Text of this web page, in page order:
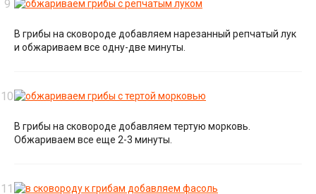
В грибы на сковороде добавляем нарезанный репчатый лук
и обжариваем все одну-две минуты.
В грибы на сковороде добавляем тертую морковь.
Обжариваем все еще 2-3 минуты.